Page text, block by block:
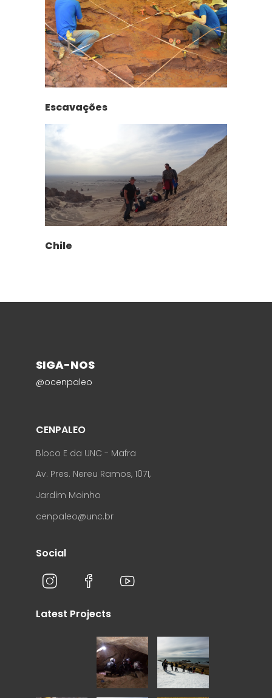
Escavações
Chile
SIGA-NOS
@ocenpaleo
CENPALEO
Bloco E da UNC - Mafra
Av. Pres. Nereu Ramos, 1071,
Jardim Moinho
cenpaleo@unc.br
Social
Latest Projects